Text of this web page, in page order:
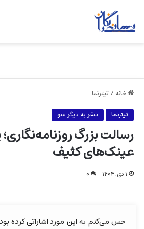
خانه/تیترنما
تیترنما
سفر به دیگر سو
رسالت بزرگ
عینک‌های کثیف
۱ دی, ۱۴۰۴ ۰
حس می‌کنم به این مورد اشاراتی کرده